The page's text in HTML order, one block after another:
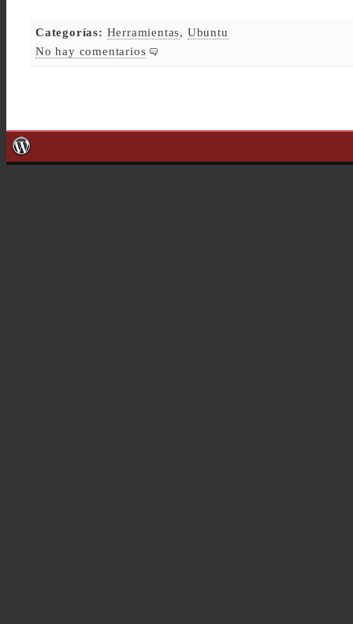
Categorías: Herramientas, Ubuntu
No hay comentarios